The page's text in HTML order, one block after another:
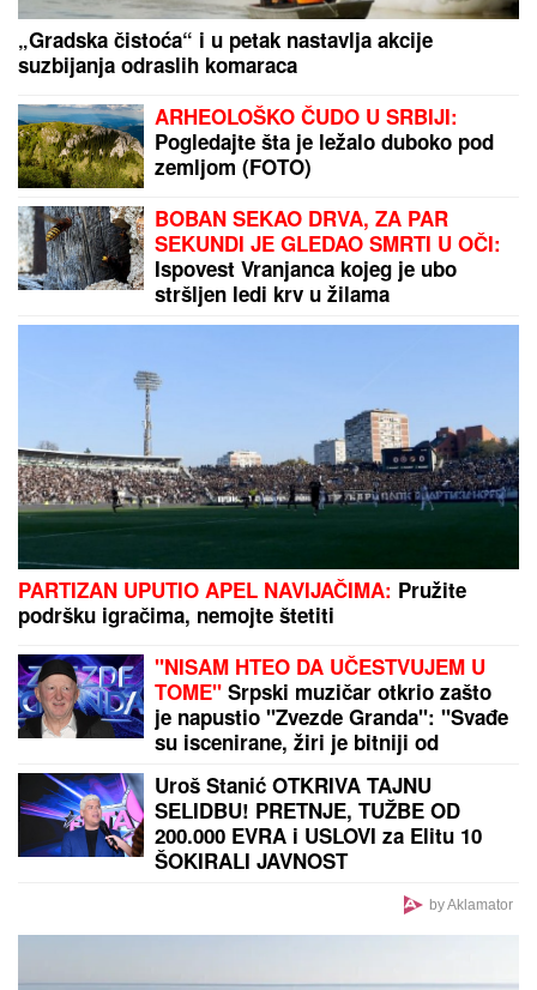
„Gradska čistoća“ i u petak nastavlja akcije
suzbijanja odraslih komaraca
ARHEOLOŠKO ČUDO U SRBIJI:
Pogledajte šta je ležalo duboko pod
zemljom (FOTO)
BOBAN SEKAO DRVA, ZA PAR
SEKUNDI JE GLEDAO SMRTI U OČI:
Ispovest Vranjanca kojeg je ubo
stršljen ledi krv u žilama
PARTIZAN UPUTIO APEL NAVIJAČIMA: Pružite
podršku igračima, nemojte štetiti
"NISAM HTEO DA UČESTVUJEM U
TOME" Srpski muzičar otkrio zašto
je napustio "Zvezde Granda": "Svađe
su iscenirane, žiri je bitniji od
Uroš Stanić OTKRIVA TAJNU
SELIDBU! PRETNJE, TUŽBE OD
200.000 EVRA i USLOVI za Elitu 10
ŠOKIRALI JAVNOST
by Aklamator